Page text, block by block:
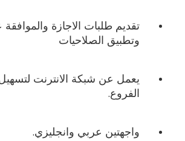
تقديم طلبات الاجازة والموافقة
وتطبيق الصلاحيات
يعمل عن شبكة الانترنت
الفروع.
واجهتين عربي وانجليزي.